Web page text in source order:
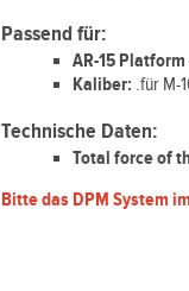
Passend für:
AR-15
Kaliber: .für M-
Technische Daten:
Total force of
Bitte das DPM System